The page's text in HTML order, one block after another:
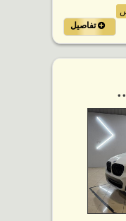
تفاصيل